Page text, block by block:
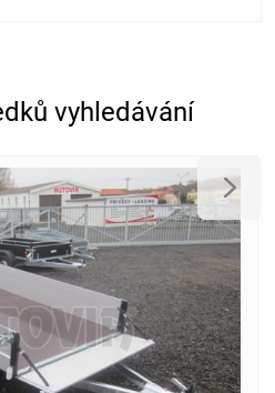
vyhledávání